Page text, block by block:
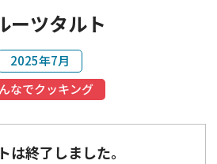
ーツタルト
2025年7月
なでクッキング
は終了しました。